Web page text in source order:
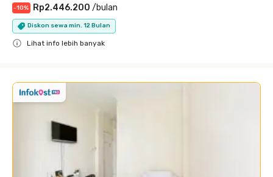
-10% Rp2.446.200 /bulan
Diskon sewa min. 12 Bulan
Lihat info lebih banyak